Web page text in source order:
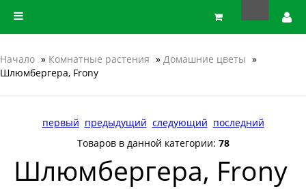
Начало » Комнатные растения » Домашние цветы »
Шлюмбергера, Frony
первый предыдущий следующий последний
Товаров в данной категории: 78
Шлюмбергера, Frony